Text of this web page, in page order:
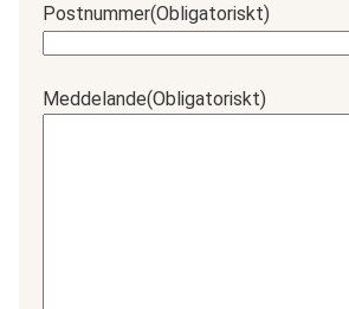
Postnummer(Obligatoriskt)
Meddelande(Obligatoriskt)